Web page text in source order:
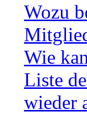
Wozu
Wie
Liste
wieder